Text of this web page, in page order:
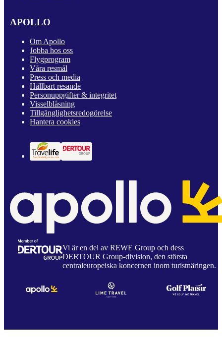
APOLLO
Om Apollo
Jobba hos oss
Flygprogram
Våra resmål
Press och media
Hållbart resande
Personuppgifter & integritet
Visselblåsning
Tillgänglighetsredogörelse
Hantera cookies
Vi är en del av REWE Group och dess
DERTOUR Group-division, den största
centraleuropeiska koncernen inom turistnäringen.